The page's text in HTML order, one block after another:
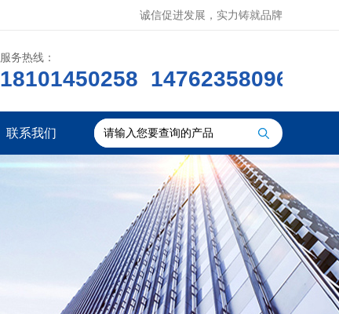
诚信促进发展，实力铸就品牌
服务热线：
18101450258 14762358096
联系我们